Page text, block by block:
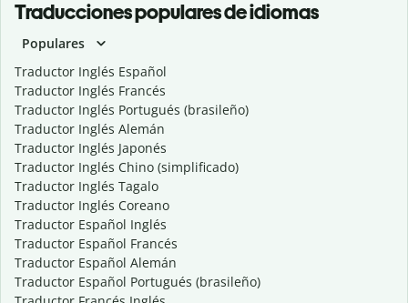
Traducciones populares de idiomas
Populares
Traductor Inglés Español
Traductor Inglés Francés
Traductor Inglés Portugués (brasileño)
Traductor Inglés Alemán
Traductor Inglés Japonés
Traductor Inglés Chino (simplificado)
Traductor Inglés Tagalo
Traductor Inglés Coreano
Traductor Español Inglés
Traductor Español Francés
Traductor Español Alemán
Traductor Español Portugués (brasileño)